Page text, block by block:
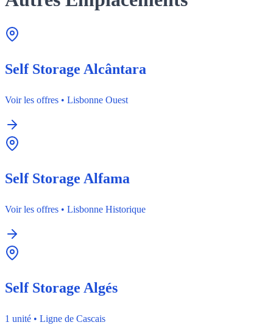
Self Storage Alcântara
Voir les offres • Lisbonne Ouest
Self Storage Alfama
Voir les offres • Lisbonne Historique
Self Storage Algés
1 unité • Ligne de Cascais